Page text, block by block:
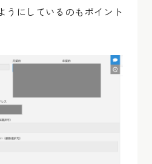
うにしているのもポイント